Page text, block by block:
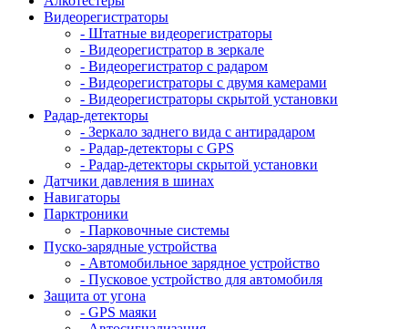
Видеорегистраторы
- Штатные видеорегистраторы
- Видеорегистратор в зеркале
- Видеорегистратор с радаром
- Видеорегистраторы с двумя камерами
- Видеорегистраторы скрытой установки
Радар-детекторы
- Зеркало заднего вида с антирадаром
- Радар-детекторы с GPS
- Радар-детекторы скрытой установки
Датчики давления в шинах
Навигаторы
Парктроники
- Парковочные системы
Пуско-зарядные устройства
- Автомобильное зарядное устройство
- Пусковое устройство для автомобиля
Защита от угона
- GPS маяки